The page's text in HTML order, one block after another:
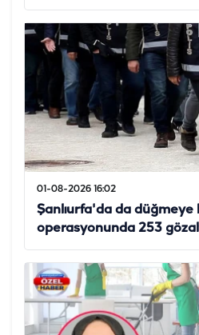
01-08-2026 16:02
Şanlıurfa'da da düğmeye
operasyonunda 253